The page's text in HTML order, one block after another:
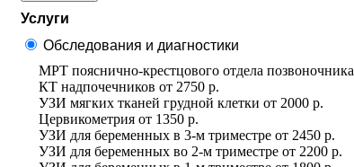
Услуги
Обследования и диагностики
МРТ пояснично-крестцового отдела позвоночника
КТ надпочечников от 2750 р.
УЗИ мягких тканей грудной клетки от 2000 р.
Цервикометрия от 1350 р.
УЗИ для беременных в 3-м триместре от 2450 р.
УЗИ для беременных во 2-м триместре от 2200 р.